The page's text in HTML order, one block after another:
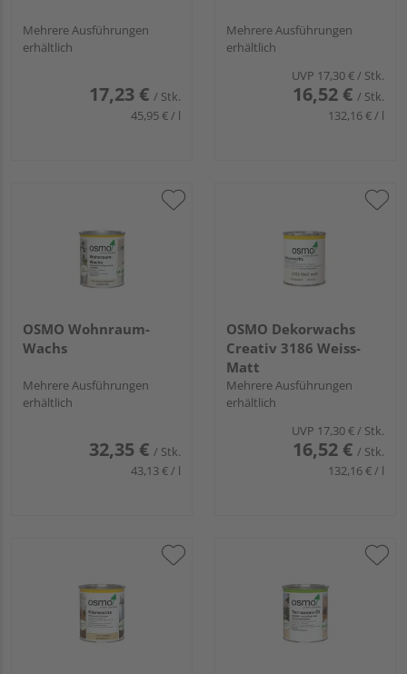
Mehrere Ausführungen
erhältlich
17,23 € / Stk.
45,95 € / l
Mehrere Ausführungen
erhältlich
UVP 17,30 € / Stk.
16,52 € / Stk.
132,16 € / l
OSMO Wohnraum-
Wachs
Mehrere Ausführungen
erhältlich
32,35 € / Stk.
43,13 € / l
OSMO Dekorwachs
Creativ 3186 Weiss-
Matt
Mehrere Ausführungen
erhältlich
UVP 17,30 €/ Stk.
16,52 € / Stk.
132,16 € / l